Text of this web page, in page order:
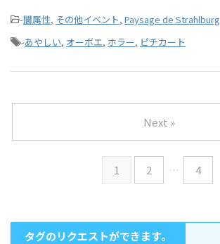
-闇属性, その他イベント, Paysage de Strahlburg
-あやしい, オーボエ, ホラー, ピチカート
1 2 … 4
Next »
タグのリクエストができます。